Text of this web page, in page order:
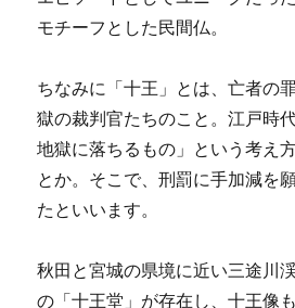
モチーフとした民間仏。
ちなみに「十王」とは、亡者の
獄の裁判官たちのこと。江戸時
地獄に落ちるもの」という考え
とか。そこで、刑罰に手加減を
たといいます。
秋田と宮城の県境に近い三途川
の「十王堂」が存在し、十王像